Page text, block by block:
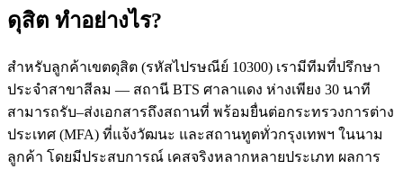
ดุสิต ทำอย่างไร?
สำหรับลูกค้าเขตดุสิต (รหัสไปรษณีย์ 10300) เรามีทีมที่ปรึกษา
ประจำสาขาสีลม — สถานี BTS ศาลาแดง ห่างเพียง 30 นาที
สามารถรับ–ส่งเอกสารถึงสถานที่ พร้อมยื่นต่อกระทรวงการต่าง
ประเทศ (MFA) ที่แจ้งวัฒนะ และสถานทูตทั่วกรุงเทพฯ ในนาม
ลูกค้า โดยมีประสบการณ์ เคสจริงหลากหลายประเภท ผลการ